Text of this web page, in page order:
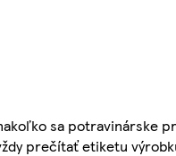
sa potravinárske
prečítať etiketu